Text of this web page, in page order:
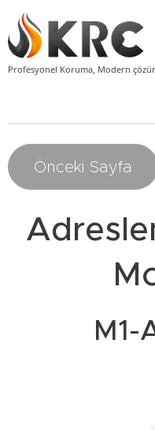
Profesyonel Koruma, Modern
Önceki Sayfa
M1-